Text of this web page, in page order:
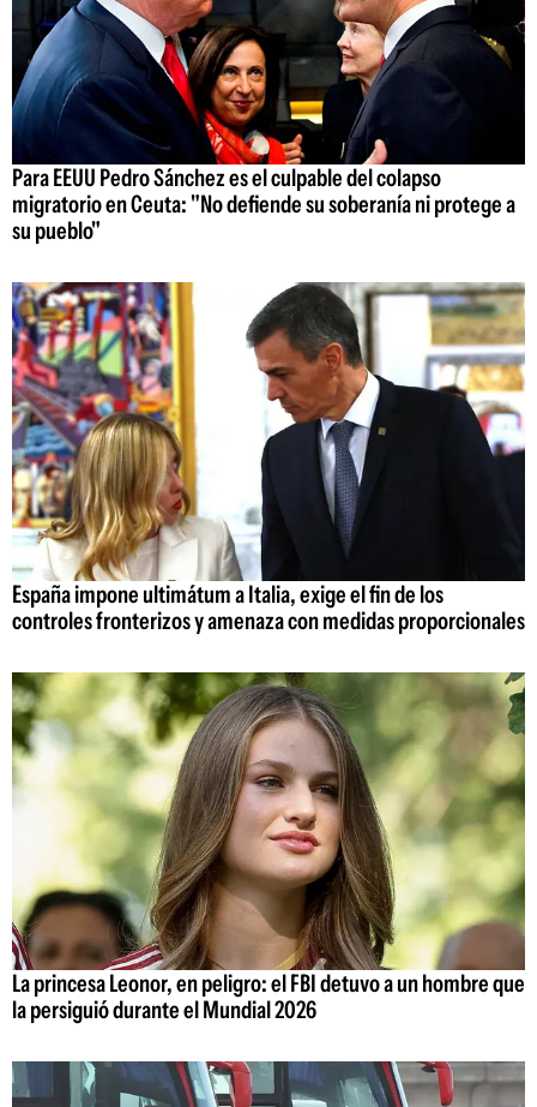
Para EEUU Pedro Sánchez es el culpable del colapso
migratorio en Ceuta: "No defiende su soberanía ni protege a
su pueblo"
España impone ultimátum a Italia, exige el fin de los
controles fronterizos y amenaza con medidas proporcionales
La princesa Leonor, en peligro: el FBI detuvo a un hombre que
la persiguió durante el Mundial 2026